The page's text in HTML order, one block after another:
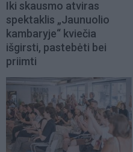
Iki skausmo atviras
spektaklis „Jaunuolio
kambaryje“ kviečia
išgirsti, pastebėti bei
priimti